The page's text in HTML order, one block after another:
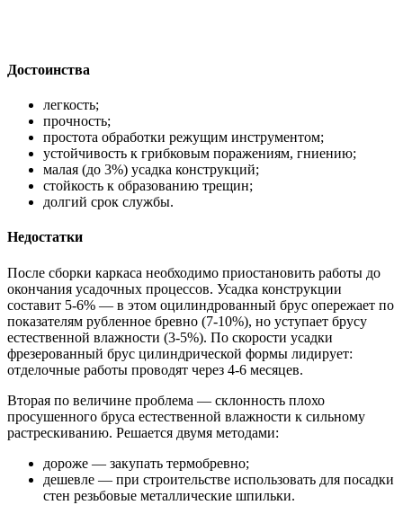
Достоинства
легкость;
прочность;
простота обработки режущим инструментом;
устойчивость к грибковым поражениям, гниению;
малая (до 3%) усадка конструкций;
стойкость к образованию трещин;
долгий срок службы.
Недостатки
После сборки каркаса необходимо приостановить работы до
окончания усадочных процессов. Усадка конструкции
составит 5-6% — в этом оцилиндрованный брус опережает по
показателям рубленное бревно (7-10%), но уступает брусу
естественной влажности (3-5%). По скорости усадки
фрезерованный брус цилиндрической формы лидирует:
отделочные работы проводят через 4-6 месяцев.
Вторая по величине проблема — склонность плохо
просушенного бруса естественной влажности к сильному
растрескиванию. Решается двумя методами:
дороже — закупать термобревно;
дешевле — при строительстве использовать для посадки
стен резьбовые металлические шпильки.